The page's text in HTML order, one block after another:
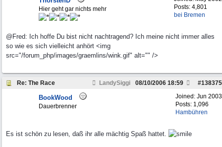
Posts: 4,801
bei Bremen
Hier geht gar nichts mehr
@Fred: Ich hoffe Du bist nicht nachtragend? Ich meine nicht immer alles
so wie es sich vielleicht anhört <img
src="/forum_php/images/graemlins/wink.gif" alt="" />
Re: The Race LandySiggi #138375
08/10/2006 18:59
Joined: Jun 2003
Posts: 1,096
Hambühren
BookWood
Dauerbrenner
Es ist schön zu lesen, daß ihr alle mächtig Spaß hattet.